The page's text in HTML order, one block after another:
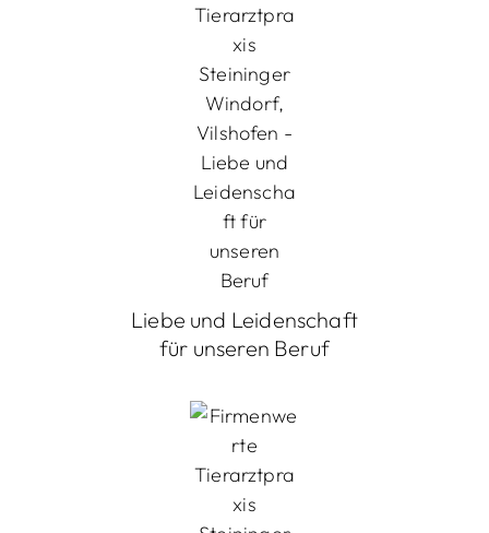
Liebe und Leidenschaft
für unseren Beruf